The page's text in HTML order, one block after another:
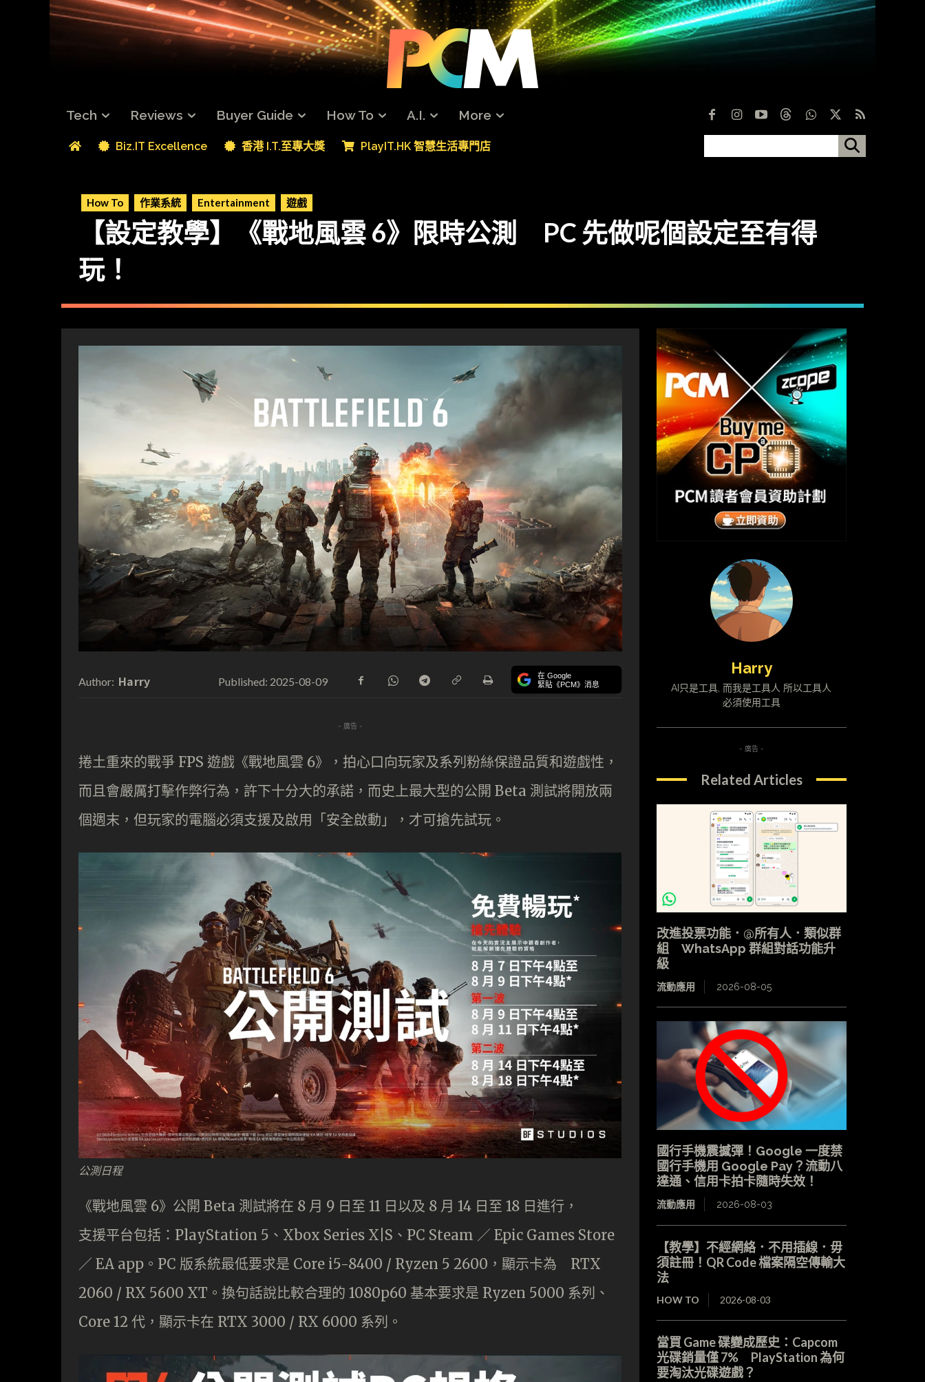
Tech Reviews Buyer Guide How To A.I. More
Biz.IT Excellence 香港 I.T.至專大獎 PlayIT.HK 智慧生活專門店
How To 作業系統 Entertainment 遊戲
【設定教學】《戰地風雲 6》限時公測 PC 先做呢個設定至有得
玩！
Author: Harry Published: 2025-08-09 在 Google
緊貼《PCM》消息
- 廣告 -
捲土重來的戰爭 FPS 遊戲《戰地風雲 6》，拍心口向玩家及系列粉絲保證品質和遊戲性，
而且會嚴厲打擊作弊行為，許下十分大的承諾，而史上最大型的公開 Beta 測試將開放兩
個週末，但玩家的電腦必須支援及啟用「安全啟動」，才可搶先試玩。
公測日程
《戰地風雲 6》公開 Beta 測試將在 8 月 9 日至 11 日以及 8 月 14 日至 18 日進行，
支援平台包括：PlayStation 5、Xbox Series X|S、PC Steam ／ Epic Games Store
／ EA app。PC 版系統最低要求是 Core i5-8400 / Ryzen 5 2600，顯示卡為 RTX
2060 / RX 5600 XT。換句話說比較合理的 1080p60 基本要求是 Ryzen 5000 系列、
Core 12 代，顯示卡在 RTX 3000 / RX 6000 系列。
Harry
AI只是工具, 而我是工具人 所以工具人
必須使用工具
- 廣告 -
Related Articles
改進投票功能．@所有人．類似群
組 WhatsApp 群組對話功能升
級
流動應用 2026-08-05
國行手機震撼彈！Google 一度禁
國行手機用 Google Pay？流動八
達通、信用卡拍卡隨時失效！
流動應用 2026-08-03
【教學】不經網絡．不用插線．毋
須註冊！QR Code 檔案隔空傳輸大
法
HOW TO 2026-08-03
當買 Game 碟變成歷史：Capcom
光碟銷量僅 7% PlayStation 為何
要淘汰光碟遊戲？